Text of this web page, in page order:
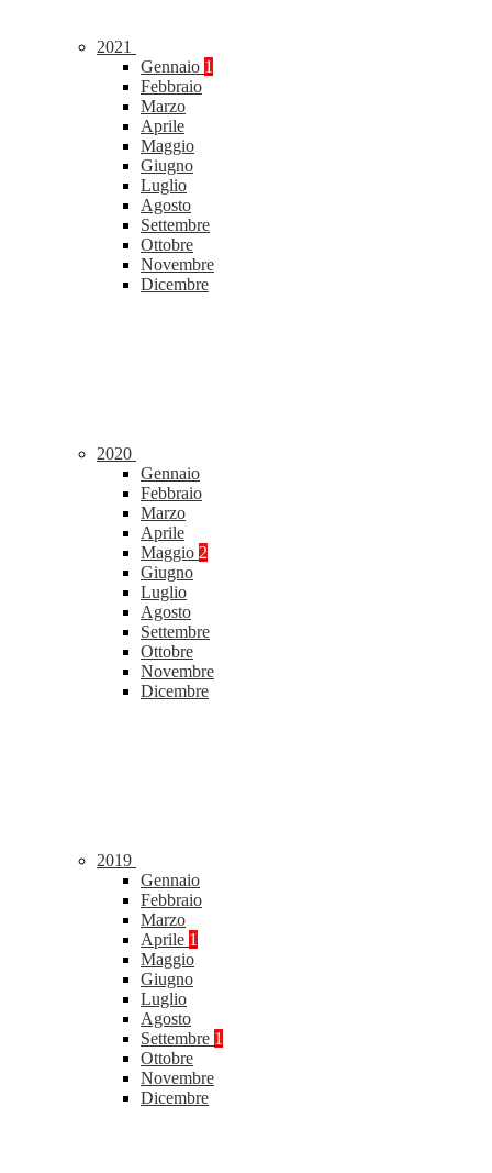
2021
Gennaio 1
Febbraio
Marzo
Aprile
Maggio
Giugno
Luglio
Agosto
Settembre
Ottobre
Novembre
Dicembre
2020
Gennaio
Febbraio
Marzo
Aprile
Maggio 2
Giugno
Luglio
Agosto
Settembre
Ottobre
Novembre
Dicembre
2019
Gennaio
Febbraio
Marzo
Aprile 1
Maggio
Giugno
Luglio
Agosto
Settembre 1
Ottobre
Novembre
Dicembre